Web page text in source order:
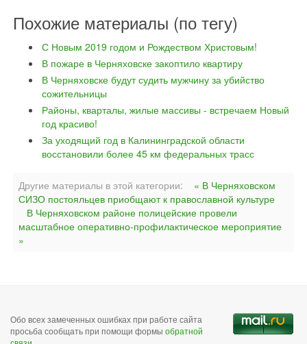
Похожие материалы (по тегу)
С Новым 2019 годом и Рождеством Христовым!
В пожаре в Черняховске закоптило квартиру
В Черняховске будут судить мужчину за убийство
сожительницы
Районы, кварталы, жилые массивы - встречаем Новый
год красиво!
За уходящий год в Калининградской области
восстановили более 45 км федеральных трасс
Другие материалы в этой категории:
« В Черняховском
СИЗО постояльцев приобщают к православной культуре
В Черняховском районе полицейские провели
масштабное оперативно-профилактическое мероприятие
»
Обо всех замеченных ошибках при работе сайта
просьба сообщать при помощи формы обратной